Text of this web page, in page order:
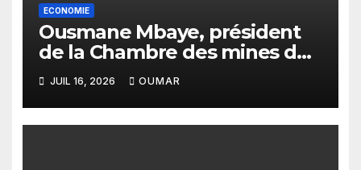
ECONOMIE
Ousmane Mbaye, président
de la Chambre des mines du
Sénégal : « C’est l’Etat qui doit
assurer le financement des
infrastructures »
JUIL 16, 2026 OUMAR